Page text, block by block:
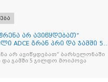
ფრენა არ ავიწყდებათ”
ADCE გრან პრი და ჯამში 5
არ ავიწყდებათ” ბარსელონაში
გრან პრი და ჯამში 5 ჯილდო მოიპოვა